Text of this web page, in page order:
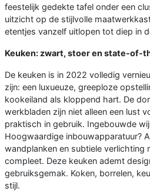
feestelijk gedekte tafel onder een
uitzicht op de stijlvolle
etentjes vanzelf uitlopen tot diep in
Keuken: zwart, stoer en state-of-
De keuken is in 2022 volledig
zijn: een luxueuze, greeploze
kookeiland als kloppend hart. De
werkbladen zijn niet alleen een lust
praktisch in gebruik. Ingebouwde
Hoogwaardige inbouwapparatuur?
wandplanken en subtiele verlichting
compleet. Deze keuken ademt
gebruiksgemak. Koken, borrelen,
stijl.